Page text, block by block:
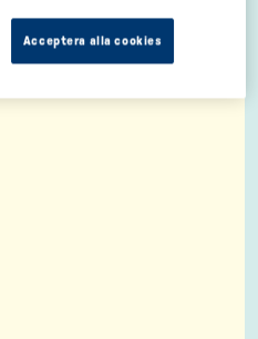
Acceptera alla cookies